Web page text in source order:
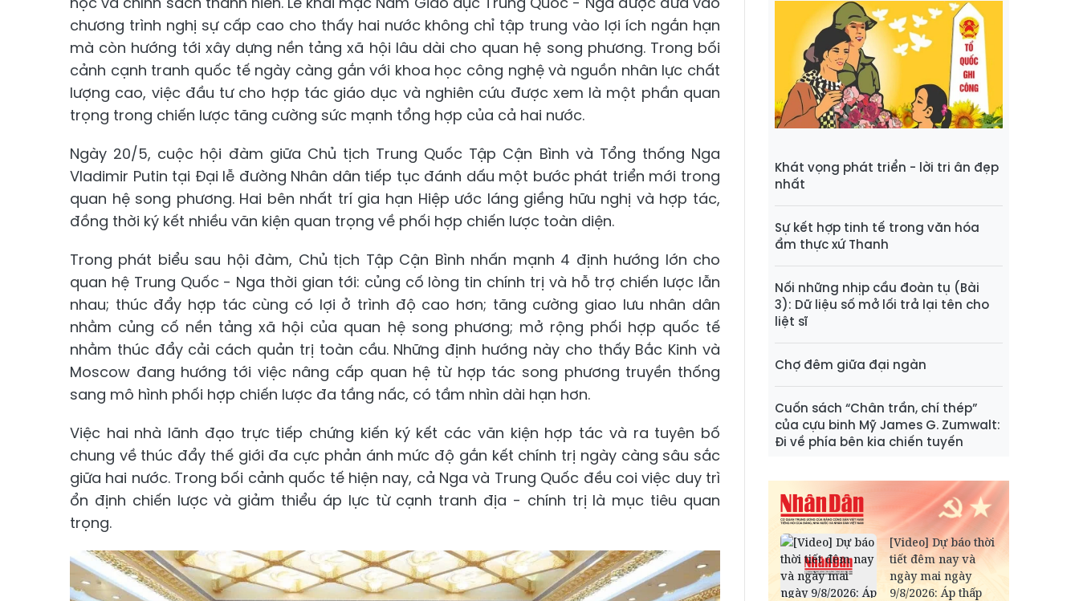
chương trình nghị sự cấp cao cho thấy hai nước không chỉ tập trung vào lợi ích ngắn hạn
mà còn hướng tới xây dựng nền tảng xã hội lâu dài cho quan hệ song phương. Trong bối
cảnh cạnh tranh quốc tế ngày càng gắn với khoa học công nghệ và nguồn nhân lực chất
lượng cao, việc đầu tư cho hợp tác giáo dục và nghiên cứu được xem là một phần quan
trọng trong chiến lược tăng cường sức mạnh tổng hợp của cả hai nước.
Ngày 20/5, cuộc hội đàm giữa Chủ tịch Trung Quốc Tập Cận Bình và Tổng thống Nga
Vladimir Putin tại Đại lễ đường Nhân dân tiếp tục đánh dấu một bước phát triển mới trong
quan hệ song phương. Hai bên nhất trí gia hạn Hiệp ước láng giềng hữu nghị và hợp tác,
đồng thời ký kết nhiều văn kiện quan trọng về phối hợp chiến lược toàn diện.
Trong phát biểu sau hội đàm, Chủ tịch Tập Cận Bình nhấn mạnh 4 định hướng lớn cho
quan hệ Trung Quốc - Nga thời gian tới: củng cố lòng tin chính trị và hỗ trợ chiến lược lẫn
nhau; thúc đẩy hợp tác cùng có lợi ở trình độ cao hơn; tăng cường giao lưu nhân dân
nhằm củng cố nền tảng xã hội của quan hệ song phương; mở rộng phối hợp quốc tế
nhằm thúc đẩy cải cách quản trị toàn cầu. Những định hướng này cho thấy Bắc Kinh và
Moscow đang hướng tới việc nâng cấp quan hệ từ hợp tác song phương truyền thống
sang mô hình phối hợp chiến lược đa tầng nấc, có tầm nhìn dài hạn hơn.
Việc hai nhà lãnh đạo trực tiếp chứng kiến ký kết các văn kiện hợp tác và ra tuyên bố
chung về thúc đẩy thế giới đa cực phản ánh mức độ gắn kết chính trị ngày càng sâu sắc
giữa hai nước. Trong bối cảnh quốc tế hiện nay, cả Nga và Trung Quốc đều coi việc duy trì
ổn định chiến lược và giảm thiểu áp lực từ cạnh tranh địa - chính trị là mục tiêu quan
trọng.
Khát vọng phát triển - lời tri ân đẹp
nhất
Sự kết hợp tinh tế trong văn hóa
ẩm thực xứ Thanh
Nối những nhịp cầu đoàn tụ (Bài
3): Dữ liệu số mở lối trả lại tên cho
liệt sĩ
Chợ đêm giữa đại ngàn
Cuốn sách “Chân trần, chí thép”
của cựu binh Mỹ James G. Zumwalt:
Đi về phía bên kia chiến tuyến